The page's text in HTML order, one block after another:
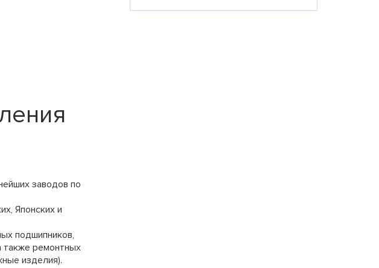
заводов по
Японских и
подшипников,
также ремонтных
изделия).